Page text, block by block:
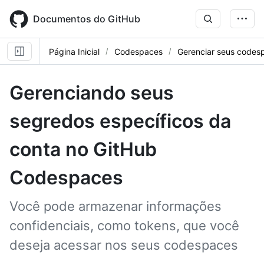
main
content
Documentos do GitHub
Página Inicial Codespaces Gerenciar seus
Gerenciando seus
segredos específicos da
conta no GitHub
Codespaces
Você pode armazenar informações
confidenciais, como tokens, que você
deseja acessar nos seus codespaces